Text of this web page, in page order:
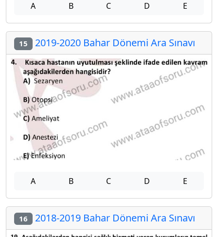
A B C D E
15 2019-2020 Bahar Dönemi Ara Sınavı
A B C D E
16 2018-2019 Bahar Dönemi Ara Sınavı